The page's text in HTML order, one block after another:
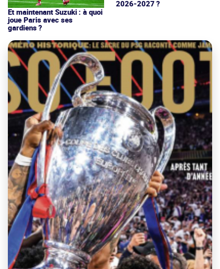
Et maintenant Suzuki : à quoi
joue Paris avec ses
gardiens ?
2026-2027 ?